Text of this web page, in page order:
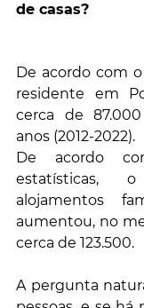
de casas?
De acordo com
residente em
cerca de
anos (2012-2022).
De acordo
estatísticas,
alojamentos
aumentou, no
cerca de 123.500.
A pergunta